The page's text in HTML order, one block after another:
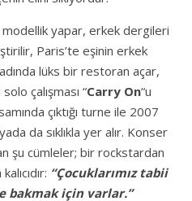
modellik yapar, erkek dergileri
Paris’te eşinin erkek
adında lüks bir restoran açar,
çalışması “Carry On“u
çıktığı turne ile 2007
da sıklıkla yer alır. Konser
şu cümleler; bir rockstardan
“Çocuklarımız tabii
bakmak için varlar.”